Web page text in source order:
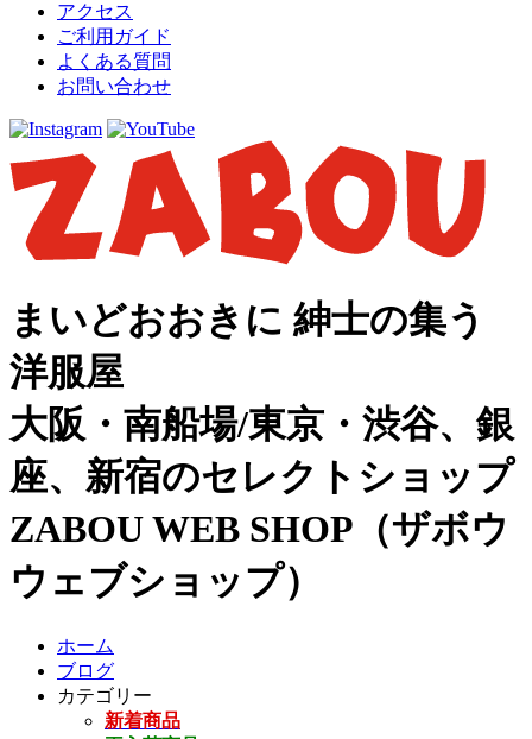
アクセス
ご利用ガイド
よくある質問
お問い合わせ
まいどおおきに 紳士の集う
洋服屋
大阪・南船場/東京・渋谷、銀
座、新宿のセレクトショップ
ZABOU WEB SHOP（ザボウ
ウェブショップ）
ホーム
ブログ
カテゴリー
新着商品